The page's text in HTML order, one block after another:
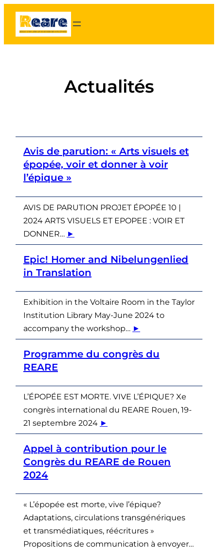
Aller
contenu
Actualités
Avis de parution: « Arts visuels et
épopée, voir et donner à voir
l’épique »
AVIS DE PARUTION PROJET ÉPOPÉE 10 |
2024 ARTS VISUELS ET EPOPEE : VOIR ET
DONNER… ►
Epic! Homer and Nibelungenlied
in Translation
Exhibition in the Voltaire Room in the Taylor
Institution Library May-June 2024 to
accompany the workshop… ►
Programme du congrès du
REARE
L’ÉPOPÉE EST MORTE. VIVE L’ÉPIQUE? Xe
congrès international du REARE Rouen, 19-
21 septembre 2024 ►
Appel à contribution pour le
Congrès du REARE de Rouen
2024
« L’épopée est morte, vive l’épique?
Adaptations, circulations transgénériques
et transmédiatiques, réécritures »
Propositions de communication à envoyer…